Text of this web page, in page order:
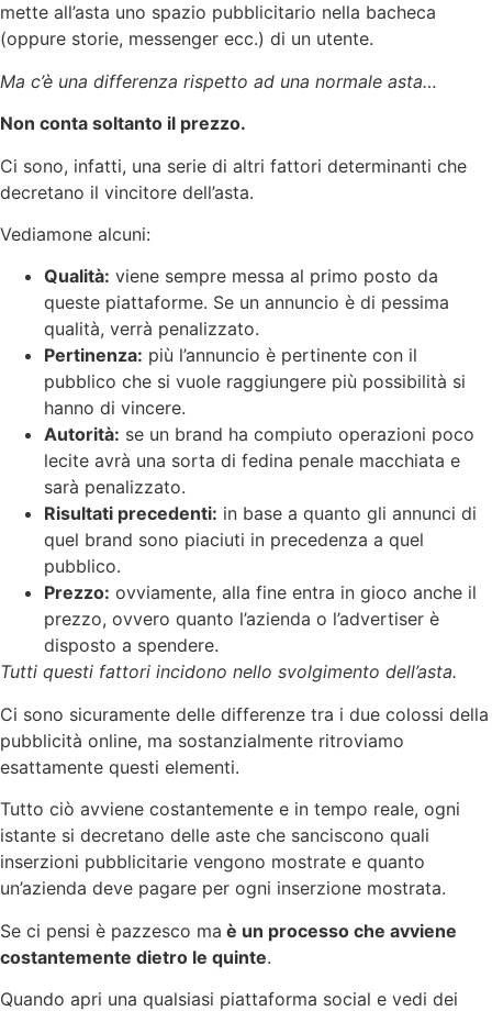
mette all’asta uno spazio pubblicitario nella bacheca
(oppure storie, messenger ecc.) di un utente.
Ma c’è una differenza rispetto ad una normale asta…
Non conta soltanto il prezzo.
Ci sono, infatti, una serie di altri fattori determinanti che
decretano il vincitore dell’asta.
Vediamone alcuni:
Qualità: viene sempre messa al primo posto da
queste piattaforme. Se un annuncio è di pessima
qualità, verrà penalizzato.
Pertinenza: più l’annuncio è pertinente con il
pubblico che si vuole raggiungere più possibilità si
hanno di vincere.
Autorità: se un brand ha compiuto operazioni poco
lecite avrà una sorta di fedina penale macchiata e
sarà penalizzato.
Risultati precedenti: in base a quanto gli annunci di
quel brand sono piaciuti in precedenza a quel
pubblico.
Prezzo: ovviamente, alla fine entra in gioco anche il
prezzo, ovvero quanto l’azienda o l’advertiser è
disposto a spendere.
Tutti questi fattori incidono nello svolgimento dell’asta.
Ci sono sicuramente delle differenze tra i due colossi della
pubblicità online, ma sostanzialmente ritroviamo
esattamente questi elementi.
Tutto ciò avviene costantemente e in tempo reale, ogni
istante si decretano delle aste che sanciscono quali
inserzioni pubblicitarie vengono mostrate e quanto
un’azienda deve pagare per ogni inserzione mostrata.
Se ci pensi è pazzesco ma è un processo che avviene
costantemente dietro le quinte.
Quando apri una qualsiasi piattaforma social e vedi dei